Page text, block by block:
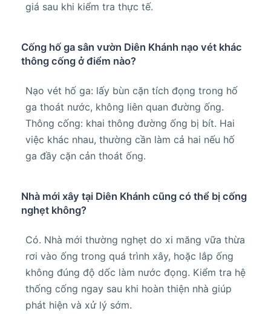
giá sau khi kiểm tra thực tế.
Cống hố ga sân vườn Diên Khánh nạo vét khác
thông cống ở điểm nào?
Nạo vét hố ga: lấy bùn cặn tích đọng trong hố
ga thoát nước, không liên quan đường ống.
Thông cống: khai thông đường ống bị bít. Hai
việc khác nhau, thường cần làm cả hai nếu hố
ga đầy cặn cản thoát ống.
Nhà mới xây tại Diên Khánh cũng có thể bị cống
nghẹt không?
Có. Nhà mới thường nghẹt do xi măng vữa thừa
rơi vào ống trong quá trình xây, hoặc lắp ống
không đúng độ dốc làm nước đọng. Kiểm tra hệ
thống cống ngay sau khi hoàn thiện nhà giúp
phát hiện và xử lý sớm.